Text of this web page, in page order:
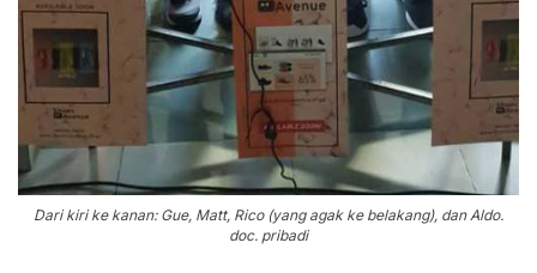
Dari kiri ke kanan: Gue, Matt, Rico (yang agak ke belakang), dan Aldo.
doc. pribadi